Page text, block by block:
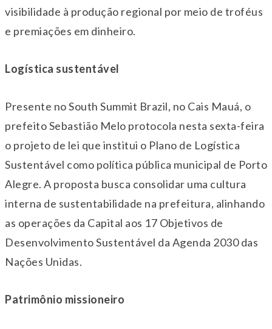
visibilidade à produção regional por meio de troféus
e premiações em dinheiro.
Logística sustentável
Presente no South Summit Brazil, no Cais Mauá, o
prefeito Sebastião Melo protocola nesta sexta-feira
o projeto de lei que institui o Plano de Logística
Sustentável como política pública municipal de Porto
Alegre. A proposta busca consolidar uma cultura
interna de sustentabilidade na prefeitura, alinhando
as operações da Capital aos 17 Objetivos de
Desenvolvimento Sustentável da Agenda 2030 das
Nações Unidas.
Patrimônio missioneiro